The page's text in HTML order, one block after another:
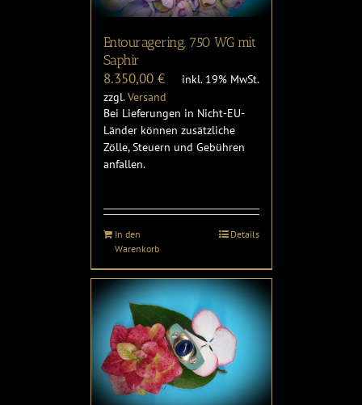
Entouragering, 750 WG mit
Saphir
8.350,00 €
inkl. 19% MwSt.
zzgl.Versand
Bei Lieferungen in Nicht-EU-
Länder können zusätzliche
Zölle, Steuern und Gebühren
anfallen.
In den
Warenkorb
Details